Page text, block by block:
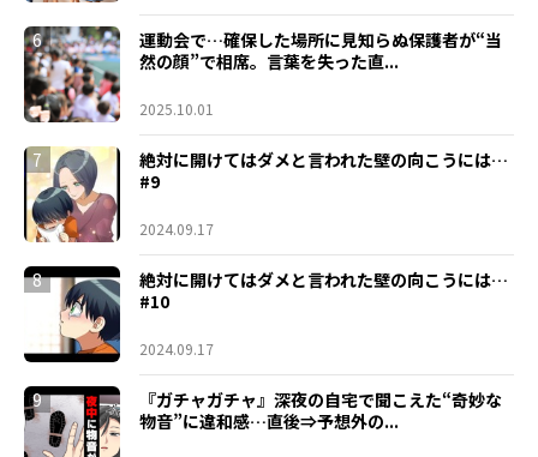
6
運動会で…確保した場所に見知らぬ保護者が“当
然の顔”で相席。言葉を失った直...
2025.10.01
7
絶対に開けてはダメと言われた壁の向こうには…
#9
2024.09.17
8
絶対に開けてはダメと言われた壁の向こうには…
#10
2024.09.17
9
『ガチャガチャ』深夜の自宅で聞こえた“奇妙な
物音”に違和感…直後⇒予想外の...